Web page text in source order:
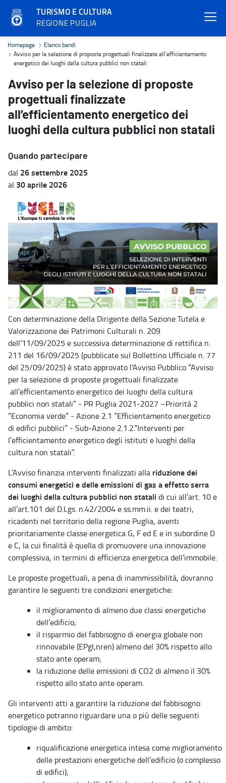
TURISMO E CULTURA
REGIONE PUGLIA
Avviso per la selezione di proposte progettuali finalizzate
Homepage
Elenco bandi
Avviso per la selezione di proposte progettuali finalizzate all’efficientamento
energetico dei luoghi della cultura pubblici non statali
Avviso per la selezione di proposte
progettuali finalizzate
all’efficientamento energetico dei
luoghi della cultura pubblici non statali
Quando partecipare
dal 26 settembre 2025
al 30 aprile 2026
Con determinazione della Dirigente della Sezione Tutela e
Valorizzazione dei Patrimoni Culturali n. 209
dell’11/09/2025 e successiva determinazione di rettifica n.
211 del 16/09/2025 (pubblicate sul Bollettino Ufficiale n. 77
del 25/09/2025) è stato approvato l’Avviso Pubblico “Avviso
per la selezione di proposte progettuali finalizzate
all’efficientamento energetico dei luoghi della cultura
pubblici non statali” - PR Puglia 2021-2027 –Priorità 2
“Economia verde” - Azione 2.1 “Efficientamento energetico
di edifici pubblici” - Sub-Azione 2.1.2.“Interventi per
l’efficientamento energetico degli istituti e luoghi della
cultura non statali”.
L’Avviso finanzia interventi finalizzati alla riduzione dei
consumi energetici e delle emissioni di gas a effetto serra
dei luoghi della cultura pubblici non statali di cui all’art. 10 e
all’art.101 del D.Lgs. n.42/2004 e ss.mm.ii. e dei teatri,
ricadenti nel territorio della regione Puglia, aventi
prioritariamente classe energetica G, F ed E e in subordine D
e C, la cui finalità è quella di promuovere una innovazione
complessiva, in termini di efficienza energetica dell’immobile.
Le proposte progettuali, a pena di inammissibilità, dovranno
garantire le seguenti tre condizioni energetiche:
il miglioramento di almeno due classi energetiche
dell’edificio;
il risparmio del fabbisogno di energia globale non
rinnovabile (EPgl,nren) almeno del 30% rispetto allo
stato ante operam;
la riduzione delle emissioni di CO2 di almeno il 30%
rispetto allo stato ante operam.
Gli interventi atti a garantire la riduzione del fabbisogno
energetico potranno riguardare una o più delle seguenti
tipologie di ambito:
riqualificazione energetica intesa come miglioramento
delle prestazioni energetiche dell’edificio (o complesso
di edifici);